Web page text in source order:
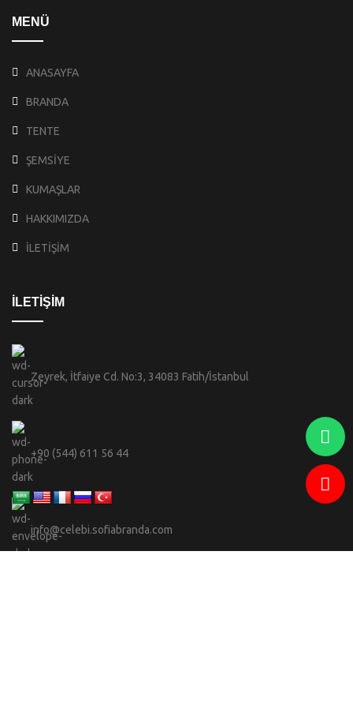
MENÜ
ANASAYFA
BRANDA
TENTE
ŞEMSİYE
KUMAŞLAR
HAKKIMIZDA
İLETİŞİM
İLETİŞİM
Zeyrek, İtfaiye Cd. No:3, 34083 Fatih/İstanbul
+90 (544) 611 56 44
info@celebi.sofiabranda.com